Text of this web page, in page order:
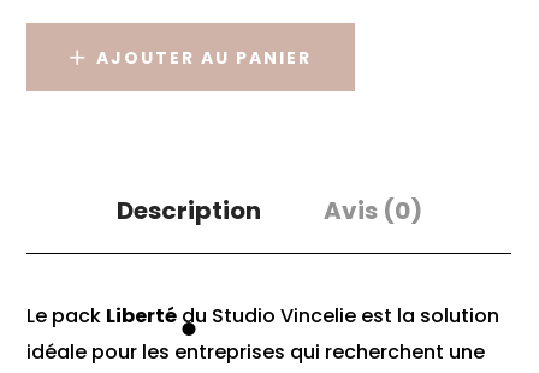
AJOUTER AU PANIER
Description Avis (0)
Le pack Liberté du Studio Vincelie est la solution
idéale pour les entreprises qui recherchent une